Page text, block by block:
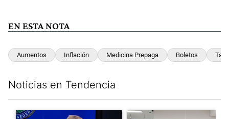
EN ESTA NOTA
Aumentos Inflación Medicina Prepaga Boletos
Noticias en Tendencia
Un artículo de tendencia con el título "Luis Caputo aclaró sus
Un artículo de tendencia con